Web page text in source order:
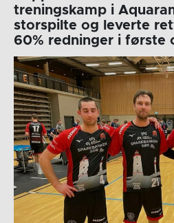
treningskamp i
storspilte og leverte
60% redninger i første